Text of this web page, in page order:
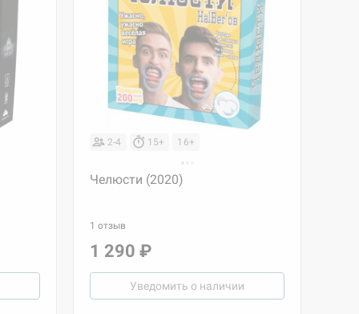
2-4 15+ 16+
Челюсти (2020)
1 отзыв
1 290 ₽
Уведомить о наличии